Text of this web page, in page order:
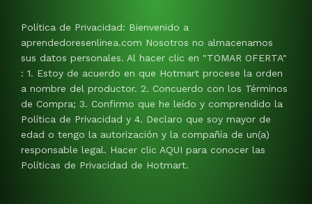
Política de Privacidad: Bienvenido a
aprendedoresenlinea.com Nosotros no almacenamos
sus datos personales. Al hacer clic en "TOMAR OFERTA"
: 1. Estoy de acuerdo en que Hotmart procese la orden
a nombre del productor. 2. Concuerdo con los Términos
de Compra; 3. Confirmo que he leído y comprendido la
Política de Privacidad y 4. Declaro que soy mayor de
edad o tengo la autorización y la compañía de un(a)
responsable legal. Hacer clic AQUI para conocer las
Políticas de Privacidad de Hotmart.